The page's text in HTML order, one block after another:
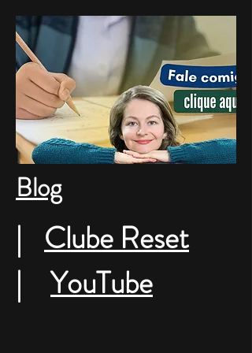
Blog
|
|
Clube Reset
YouTube